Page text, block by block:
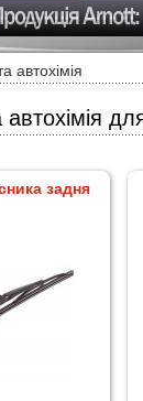
автохімія
задня